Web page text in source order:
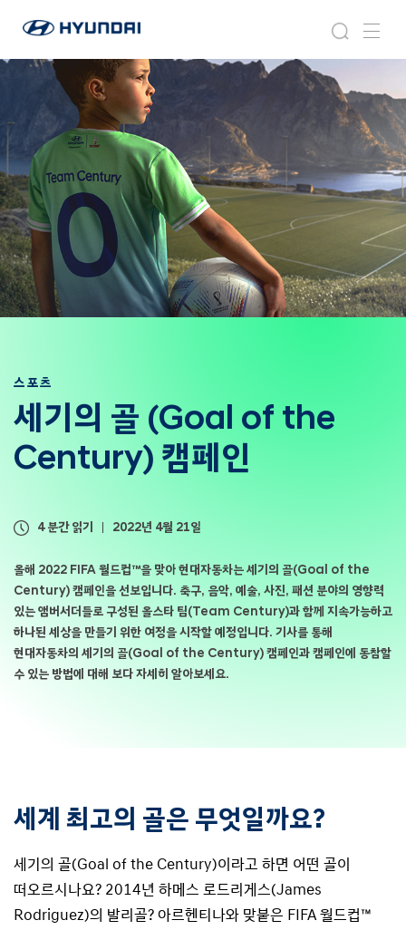
라
프
일
자
차
드
와
이
드
로
벌
네
비
게
검
색
메
뉴
스포츠
세기의 골 (Goal of the
Century) 캠페인
4 분간 읽기 2022년 4월 21일
올해 2022 FIFA 월드컵™을 맞아 현대자동차는 세기의 골(Goal of the
Century) 캠페인을 선보입니다. 축구, 음악, 예술, 사진, 패션 분야의 영향력
있는 앰버서더들로 구성된 올스타 팀(Team Century)과 함께 지속가능하고
하나된 세상을 만들기 위한 여정을 시작할 예정입니다. 기사를 통해
현대자동차의 세기의 골(Goal of the Century) 캠페인과 캠페인에 동참할
수 있는 방법에 대해 보다 자세히 알아보세요.
세계 최고의 골은 무엇일까요?
세기의 골(Goal of the Century)이라고 하면 어떤 골이
떠오르시나요? 2014년 하메스 로드리게스(James
Rodriguez)의 발리골? 아르헨티나와 맞붙은 FIFA 월드컵™